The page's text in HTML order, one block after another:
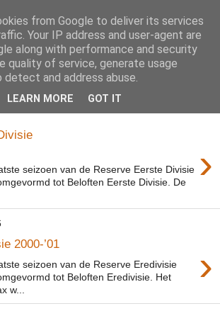
›
seizoen van de Reserve Eerste Divisie
tot Beloften Eerste Divisie. De
2000-’01 ›
seizoen van de Reserve Eredivisie
tot Beloften Eredivisie. Het
w...
from Google to deliver its services
Your IP address and user-agent are
along with performance and security
quality of service, generate usage
and address abuse.
LEARN MORE GOT IT